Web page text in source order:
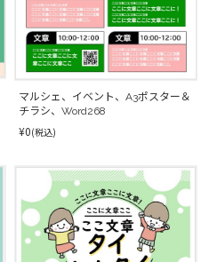
マルシェ、イベント、A3ポスター＆
チラシ、Word268
¥0(税込)